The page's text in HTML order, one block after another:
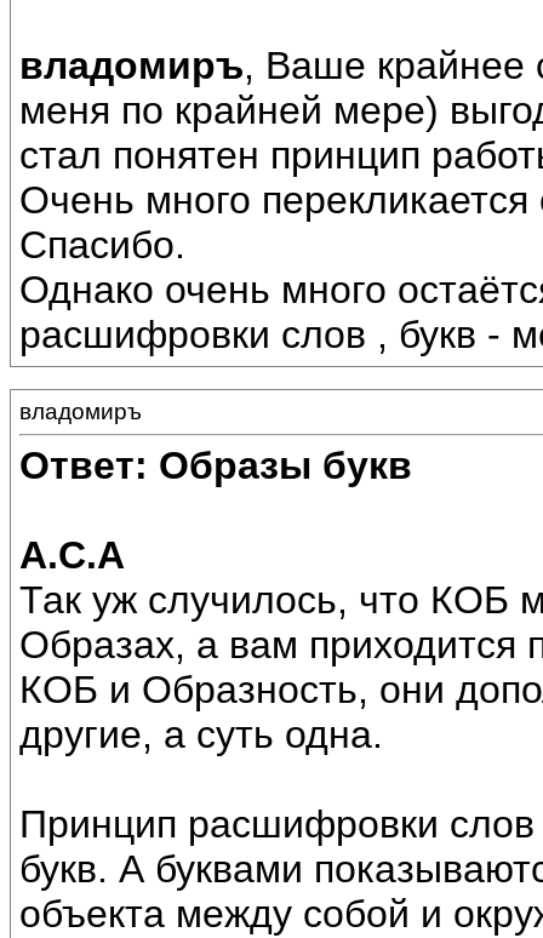
владомиръ, Ваше крайнее
меня по крайней мере)
стал понятен принцип
Очень много
Спасибо.
Однако очень много
расшифровки слов , букв -
владомиръ
Ответ: Образы букв
А.С.А
Так уж случилось, что КОБ
Образах, а вам приходится
КОБ и Образность, они
другие, а суть одна.
Принцип расшифровки слов
букв. А буквами
объекта между собой и